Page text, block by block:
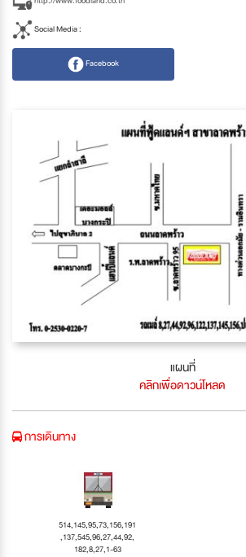
Social Media :
Facebook
แผนที่
คลิกเพื่อดาวน์โหลด
การเดินทาง
514,145,95,73,156,191
,137,545,96,27,44,92,
182,8,27,1-63